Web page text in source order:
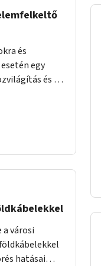
gondos
tennénk a
őshonos
apróbb
a kisvízi
és
egy
és a
városi
hatásai